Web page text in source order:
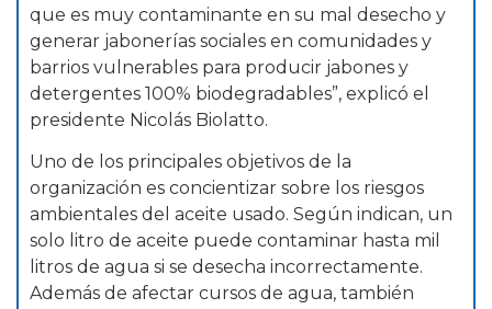
que es muy contaminante en su mal desecho y
generar jabonerías sociales en comunidades y
barrios vulnerables para producir jabones y
detergentes 100% biodegradables”, explicó el
presidente Nicolás Biolatto.
Uno de los principales objetivos de la
organización es concientizar sobre los riesgos
ambientales del aceite usado. Según indican, un
solo litro de aceite puede contaminar hasta mil
litros de agua si se desecha incorrectamente.
Además de afectar cursos de agua, también